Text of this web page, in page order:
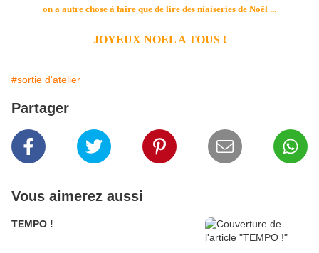
on a autre chose à faire que de lire des niaiseries de Noël ...
JOYEUX NOEL A TOUS !
#sortie d'atelier
Partager
Vous aimerez aussi
TEMPO !